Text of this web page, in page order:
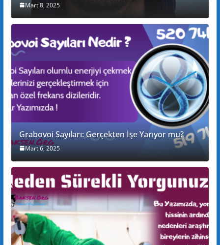
Mart 8, 2025
Grabovoi Sayıları: Gerçekten İşe Yarıyor mu?
Mart 6, 2025